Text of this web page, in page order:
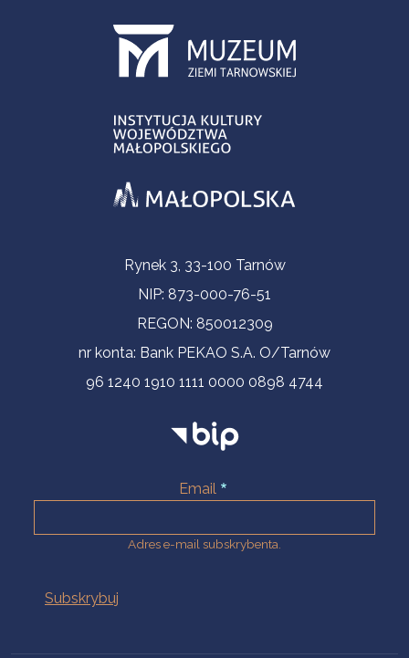
Informacje kontaktoweRynek 3, 33-100 Tarnów
NIP: 873-000-76-51
REGON: 850012309
nr konta: Bank PEKAO S.A. O/Tarnów
96 1240 1910 1111 0000 0898 4744
Email
Adres e-mail subskrybenta.